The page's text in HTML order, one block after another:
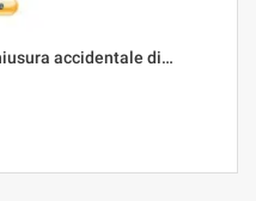
accidentale di…